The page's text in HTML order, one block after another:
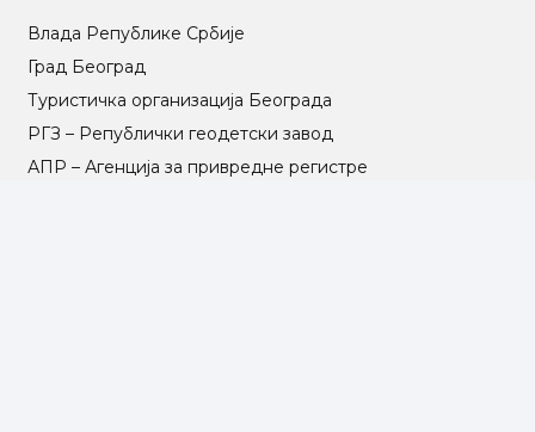
Влада Републике Србије
Град Београд
Туристичка организација Београда
РГЗ – Републички геодетски завод
АПР – Агенција за привредне регистре